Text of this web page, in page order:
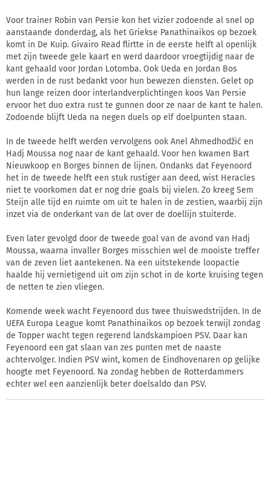
Voor trainer Robin van Persie kon het vizier zodoende al snel op
aanstaande donderdag, als het Griekse Panathinaikos op bezoek
komt in De Kuip. Givairo Read flirtte in de eerste helft al openlijk
met zijn tweede gele kaart en werd daardoor vroegtijdig naar de
kant gehaald voor Jordan Lotomba. Ook Ueda en Jordan Bos
werden in de rust bedankt voor hun bewezen diensten. Gelet op
hun lange reizen door interlandverplichtingen koos Van Persie
ervoor het duo extra rust te gunnen door ze naar de kant te halen.
Zodoende blijft Ueda na negen duels op elf doelpunten staan.
In de tweede helft werden vervolgens ook Anel Ahmedhodžić en
Hadj Moussa nog naar de kant gehaald. Voor hen kwamen Bart
Nieuwkoop en Borges binnen de lijnen. Ondanks dat Feyenoord
het in de tweede helft een stuk rustiger aan deed, wist Heracles
niet te voorkomen dat er nog drie goals bij vielen. Zo kreeg Sem
Steijn alle tijd en ruimte om uit te halen in de zestien, waarbij zijn
inzet via de onderkant van de lat over de doellijn stuiterde.
Even later gevolgd door de tweede goal van de avond van Hadj
Moussa, waarna invaller Borges misschien wel de mooiste treffer
van de zeven liet aantekenen. Na een uitstekende loopactie
haalde hij vernietigend uit om zijn schot in de korte kruising tegen
de netten te zien vliegen.
Komende week wacht Feyenoord dus twee thuiswedstrijden. In de
UEFA Europa League komt Panathinaikos op bezoek terwijl zondag
de Topper wacht tegen regerend landskampioen PSV. Daar kan
Feyenoord een gat slaan van zes punten met de naaste
achtervolger. Indien PSV wint, komen de Eindhovenaren op gelijke
hoogte met Feyenoord. Na zondag hebben de Rotterdammers
echter wel een aanzienlijk beter doelsaldo dan PSV.